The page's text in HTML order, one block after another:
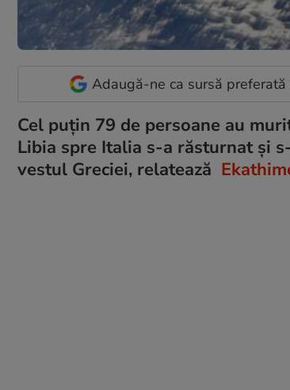
Adaugă-ne ca sursă preferată
Cel puţin 79 de persoane au
Libia spre Italia s-a răsturnat și
vestul Greciei, relatează